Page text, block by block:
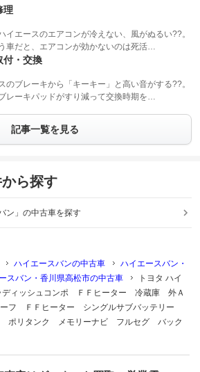
理
イエースのエアコンが冷えない、風がぬるい??。
車だと、エアコンが効かないのは死活…
付・交換
のブレーキから「キーキー」と高い音がする??。
レーキパッドがすり減って交換時期を…
記事一覧を見る
ら探す
ン」の中古車を探す
ハイエースバンの中古車
ハイエースバン・
スバン・香川県高松市の中古車
トヨタ ハイ
ディッシュコンポ ＦＦヒーター 冷蔵庫 外Ａ
フ ＦＦヒーター シングルサブバッテリー
リタンク メモリーナビ フルセグ バック